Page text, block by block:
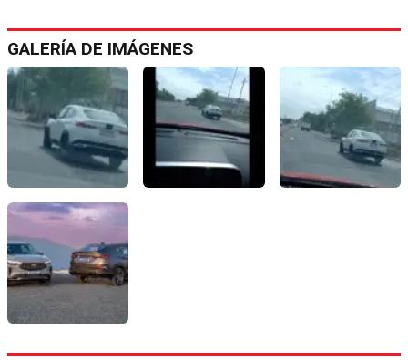
GALERÍA DE IMÁGENES